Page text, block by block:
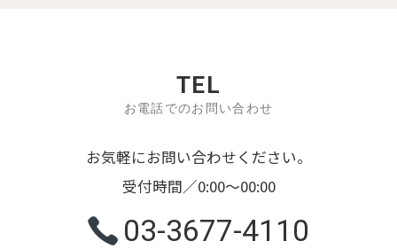
TEL
お電話でのお問い合わせ
お気軽にお問い合わせください。
受付時間／0:00～00:00
03-3677-4110